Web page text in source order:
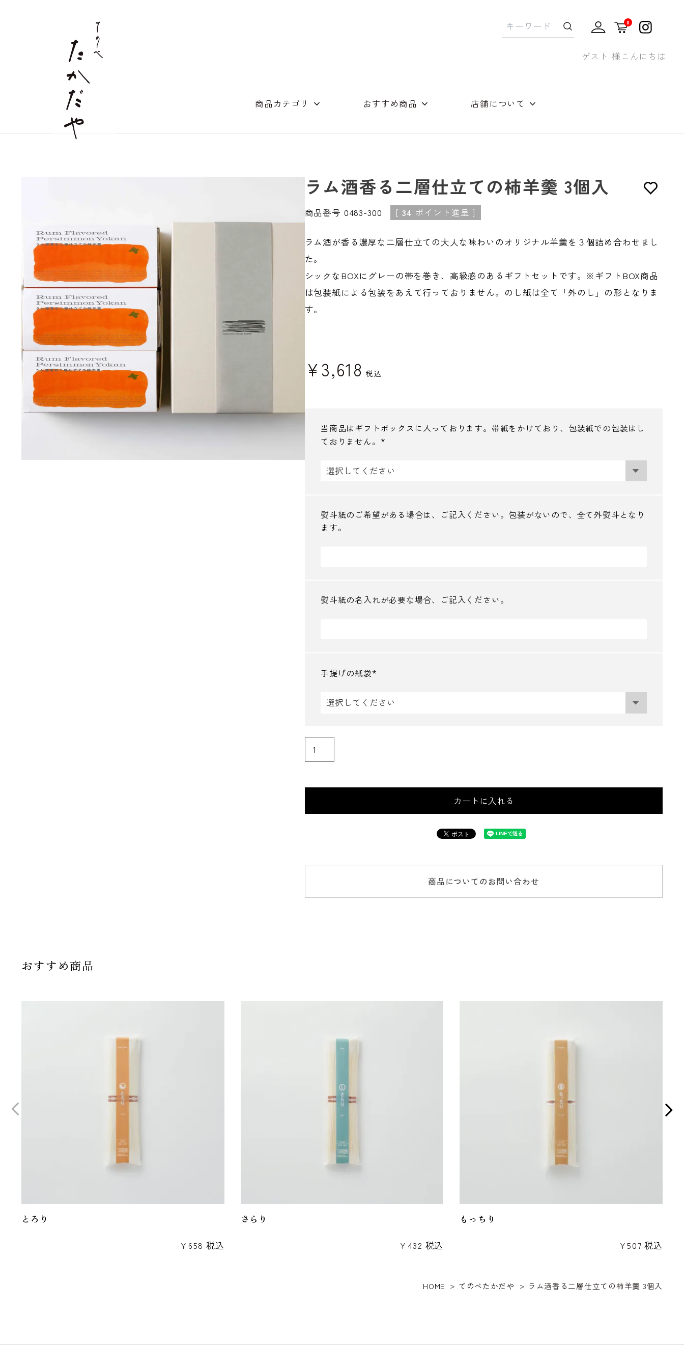
商品カテゴリ
スイーツ その他
おすすめ商品 店舗について
0
ゲスト 様こんにちは
ラム酒香る二層仕立ての柿羊羹 3個入
商品番号 0483-300 [ 34 ポイント進呈 ]
ラム酒が香る濃厚な二層仕立ての大人な味わいのオリジナル羊羹を３個詰め合わせまし
た。
シックなBOXにグレーの帯を巻き、高級感のあるギフトセットです。※ギフトBOX商品
は包装紙による包装をあえて行っておりません。のし紙は全て「外のし」の形となりま
す。
¥3,618 税込
当商品はギフトボックスに入っております。帯紙をかけており、包装紙での包装はし
ておりません。
必
熨斗紙のご希望がある場合は、ご記入ください。包装がないので、全て外熨斗となり
ます。
熨斗紙の名入れが必要な場合、ご記入ください。
手提げの紙袋
必
カートに入れる
商品についてのお問い合わせ
おすすめ商品
とろり
¥ 658 税込
さらり
¥ 432 税込
もっちり
¥507 税込
HOME てのべたかだや ラム酒香る二層仕立ての柿羊羹 3個入